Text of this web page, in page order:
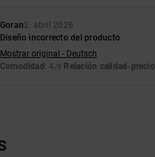
Goran2. abril 2026
Diseño incorrecto del producto
Mostrar original - Deutsch
Comodidad : 4 /5 Relación calidad-precio